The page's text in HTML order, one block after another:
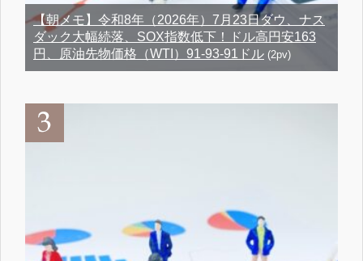
【朝メモ】令和8年（2026年）7月23日ダウ、ナス
ダック大幅続落、SOX指数低下！ドル高円安163
円、原油先物価格（WTI）91-93-91ドル (2pv)